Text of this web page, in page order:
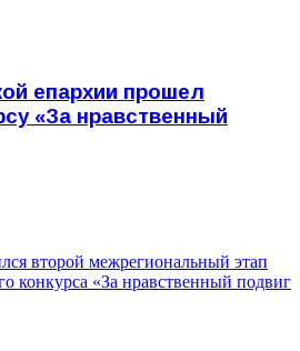
епархии прошел
«За нравственный
второй межрегиональный этап
конкурса «За нравственный подвиг